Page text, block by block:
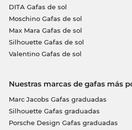
DITA Gafas de sol
Moschino Gafas de sol
Max Mara Gafas de sol
Silhouette Gafas de sol
Valentino Gafas de sol
Nuestras marcas de gafas más
Marc Jacobs Gafas graduadas
Silhouette Gafas graduadas
Porsche Design Gafas graduadas